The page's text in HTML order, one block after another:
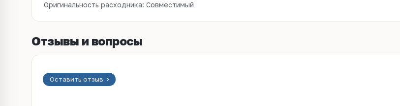
Оригинальность расходника: Совместимый
Отзывы и вопросы
Оставить отзыв